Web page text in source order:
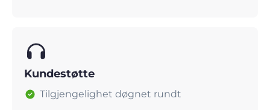
Kundestøtte
Tilgjengelighet døgnet rundt